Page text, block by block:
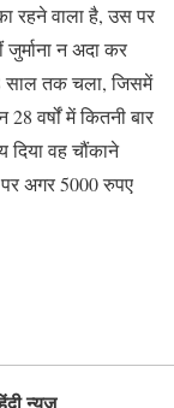
रहने वाला है, उस पर
जुर्माना न अदा कर
साल तक चला, जिसमें
वर्षों में कितनी बार
वह चौंकाने
पर अगर 5000 रुपए
न्यूज़